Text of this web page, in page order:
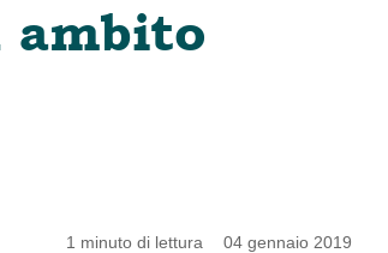
ambito
1 minuto di lettura 04 gennaio 2019